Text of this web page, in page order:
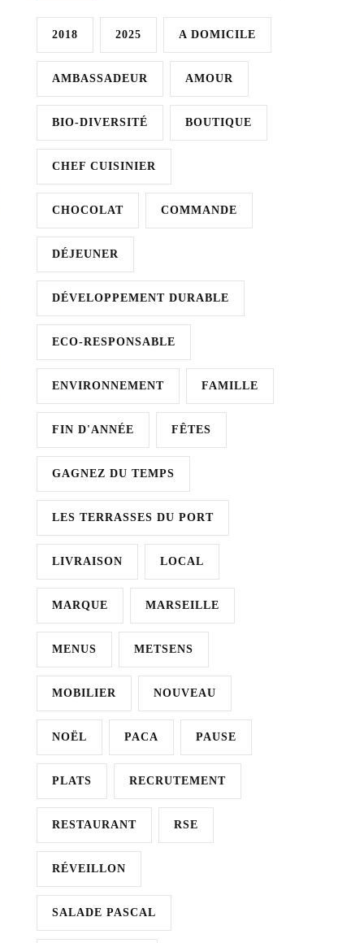
2018 2025 A DOMICILE
AMBASSADEUR AMOUR
BIO-DIVERSITÉ BOUTIQUE
CHEF CUISINIER
CHOCOLAT COMMANDE
DÉJEUNER
DÉVELOPPEMENT DURABLE
ECO-RESPONSABLE
ENVIRONNEMENT FAMILLE
FIN D'ANNÉE FÊTES
GAGNEZ DU TEMPS
LES TERRASSES DU PORT
LIVRAISON LOCAL
MARQUE MARSEILLE
MENUS METSENS
MOBILIER NOUVEAU
NOËL PACA PAUSE
PLATS RECRUTEMENT
RESTAURANT RSE
RÉVEILLON
SALADE PASCAL